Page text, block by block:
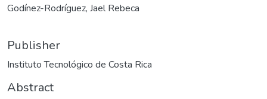
Godínez-Rodríguez, Jael Rebeca
Publisher
Instituto Tecnológico de Costa Rica
Abstract